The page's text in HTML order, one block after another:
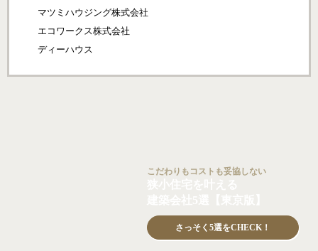
マツミハウジング株式会社
エコワークス株式会社
ディーハウス
こだわりもコストも妥協しない
さっそく5選をCHECK！